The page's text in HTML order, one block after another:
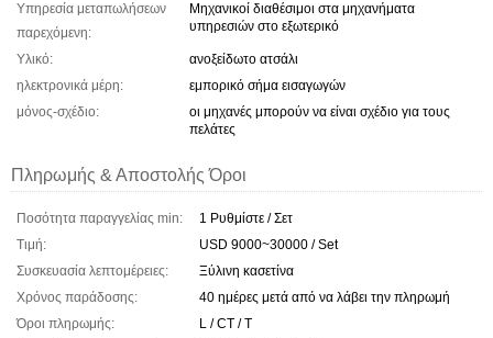
Υπηρεσία μεταπωλήσεων
παρεχόμενη:
Μηχανικοί διαθέσιμοι στα μηχανήματα
υπηρεσιών στο εξωτερικό
Υλικό:
ανοξείδωτο ατσάλι
ηλεκτρονικά μέρη:
εμπορικό σήμα εισαγωγών
μόνος-σχέδιο:
οι μηχανές μπορούν να είναι σχέδιο για τους
πελάτες
Πληρωμής & Αποστολής Όροι
Ποσότητα παραγγελίας min:
1 Ρυθμίστε / Σετ
Τιμή:
USD 9000~30000 / Set
Συσκευασία λεπτομέρειες:
Ξύλινη κασετίνα
Χρόνος παράδοσης:
40 ημέρες μετά από να λάβει την πληρωμή
Όροι πληρωμής:
L / CT / T